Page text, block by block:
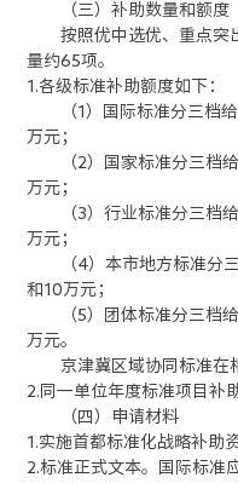
（三）补助数量和额度
按照优中选优、重点突
量约65项。
1.各级标准补助额度如下：
（1）国际标准分三档给
万元；
（2）国家标准分三档给
万元；
（3）行业标准分三档给
万元；
（4）本市地方标准分三
和10万元；
（5）团体标准分三档给
万元。
京津冀区域协同标准在相
2.同一单位年度标准项目补
（四）申请材料
1.实施首都标准化战略补助
2.标准正式文本。国际标准